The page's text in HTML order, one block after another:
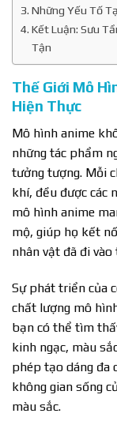
Những Yếu Tố
Kết Luận: Sưu
Tận
Thế Giới Mô
Hiện Thực
Mô hình anime
những tác phẩm
tưởng tượng. Mỗi
khí, đều được các
mô hình anime
mộ, giúp họ kết
nhân vật đã đi
Sự phát triển của
chất lượng mô
bạn có thể tìm
kinh ngạc, màu
phép tạo dáng đa
không gian sống
màu sắc.